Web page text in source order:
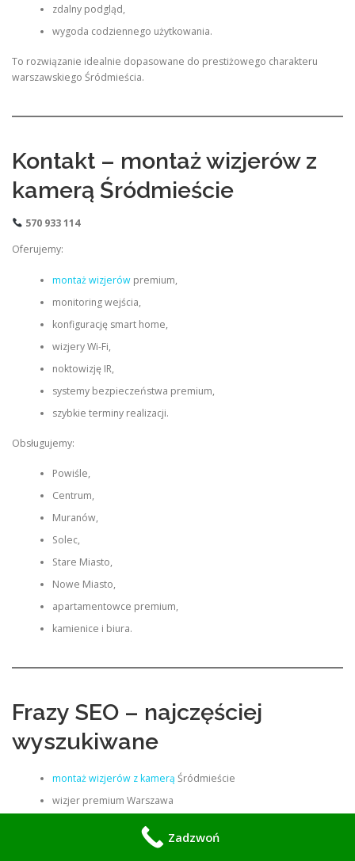
zdalny podgląd,
wygoda codziennego użytkowania.
To rozwiązanie idealnie dopasowane do prestiżowego charakteru
warszawskiego Śródmieścia.
Kontakt – montaż wizjerów z
kamerą Śródmieście
570 933 114
Oferujemy:
montaż wizjerówpremium,
monitoring wejścia,
konfigurację smart home,
wizjery Wi-Fi,
noktowizję IR,
systemy bezpieczeństwa premium,
szybkie terminy realizacji.
Obsługujemy:
Powiśle,
Centrum,
Muranów,
Solec,
Stare Miasto,
Nowe Miasto,
apartamentowce premium,
kamienice i biura.
Frazy SEO – najczęściej
wyszukiwane
montaż wizjerów z kamerą Śródmieście
wizjer premium Warszawa
monitoring wejścia do apartamentu
Zadzwoń